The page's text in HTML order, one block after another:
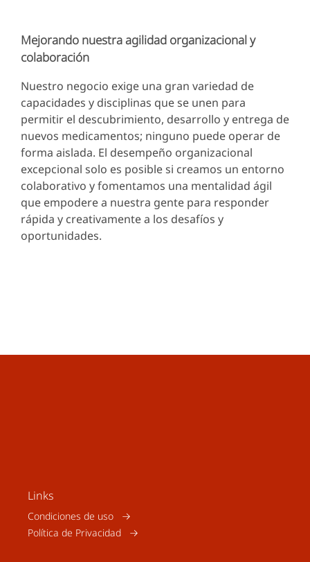
Mejorando nuestra agilidad organizacional y
colaboración
Nuestro negocio exige una gran variedad de
capacidades y disciplinas que se unen para
permitir el descubrimiento, desarrollo y entrega de
nuevos medicamentos; ninguno puede operar de
forma aislada. El desempeño organizacional
excepcional solo es posible si creamos un entorno
colaborativo y fomentamos una mentalidad ágil
que empodere a nuestra gente para responder
rápida y creativamente a los desafíos y
oportunidades.
Links
Condiciones de uso
Política de Privacidad